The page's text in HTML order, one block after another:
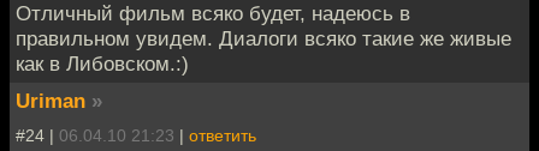
Отличный фильм всяко будет, надеюсь в
правильном увидем. Диалоги всяко такие же живые
как в Либовском.:)
Uriman »
#24 | 06.04.10 21:23 | ответить